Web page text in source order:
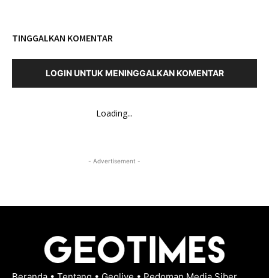
TINGGALKAN KOMENTAR
LOGIN UNTUK MENINGGALKAN KOMENTAR
Loading...
- Advertisement -